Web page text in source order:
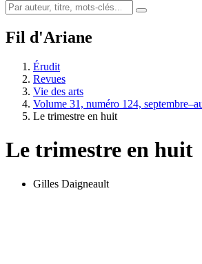
Fil d'Ariane
Érudit
Revues
Vie des arts
Volume 31, numéro 124,
Le trimestre en huit
Le trimestre en huit
Gilles Daigneault